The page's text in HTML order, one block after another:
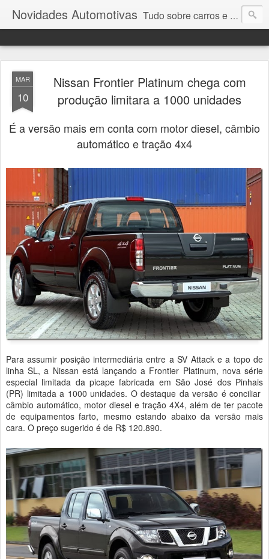
Novidades Automotivas Tudo sobre carros e motores
MAR
10
Nissan Frontier Platinum chega com
produção limitara a 1000 unidades
É a versão mais em conta com motor diesel, câmbio
automático e tração 4x4
Para assumir posição intermediária entre a SV Attack e a topo de
linha SL, a Nissan está lançando a Frontier Platinum, nova série
especial limitada da picape fabricada em São José dos Pinhais
(PR) limitada a 1000 unidades. O destaque da versão é conciliar
câmbio automático, motor diesel e tração 4X4, além de ter pacote
de equipamentos farto, mesmo estando abaixo da versão mais
cara. O preço sugerido é de R$ 120.890.